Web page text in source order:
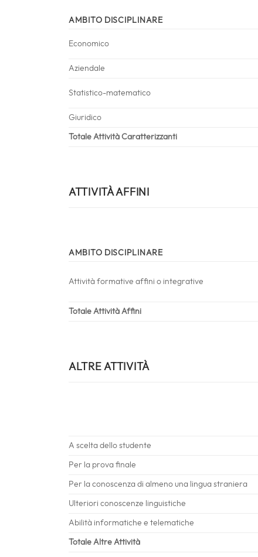
AMBITO DISCIPLINARE
Economico
Aziendale
Statistico-matematico
Giuridico
Totale Attività Caratterizzanti
ATTIVITÀ AFFINI
AMBITO DISCIPLINARE
Attività formative affini o integrative
Totale Attività Affini
ALTRE ATTIVITÀ
A scelta dello studente
Per la prova finale
Per la conoscenza di almeno una lingua straniera
Ulteriori conoscenze linguistiche
Abilità informatiche e telematiche
Totale Altre Attività